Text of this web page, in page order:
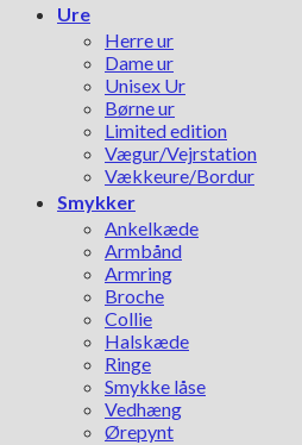
Ure
Herre ur
Dame ur
Unisex Ur
Børne ur
Limited edition
Vægur/Vejrstation
Vækkeure/Bordur
Smykker
Ankelkæde
Armbånd
Armring
Broche
Collie
Halskæde
Ringe
Smykke låse
Vedhæng
Ørepynt